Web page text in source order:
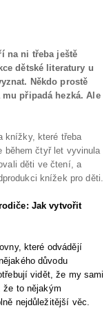
na ni třeba ještě
dětské literatury u
Někdo prostě
připadá hezká. Ale
knížky, které třeba
během čtyř let vyvinula
děti ve čtení, a
knížek pro děti.
Jak vytvořit
které odvádějí
důvodu
vidět, že my sami
že to nějakým
nejdůležitější věc.